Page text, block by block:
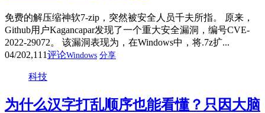
免费的解压缩神软7-zip，突然被安全人员千夫所指。 原来，
Github用户Kagancapar发现了一个重大安全漏洞，编号CVE-
2022-29072。 该漏洞表现为，在Windows中，将.7z扩...
04/202,111评论Windows 分享
科技
为什么汉字打乱顺序也能看懂？只因大脑